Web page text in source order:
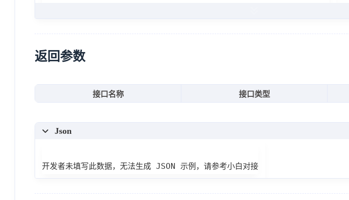
"https:\/\/api.istero.com\/service\/detail\/2",
"https:\/\/api.istero.com\/service\/detail\/6",
"https:\/\/api.istero.com\/service\/detail\/7"
]
},
"message":
""
返回参数
接口名称 接口类型
Json
开发者未填写此数据，无法生成 JSON 示例，请参考小白对接